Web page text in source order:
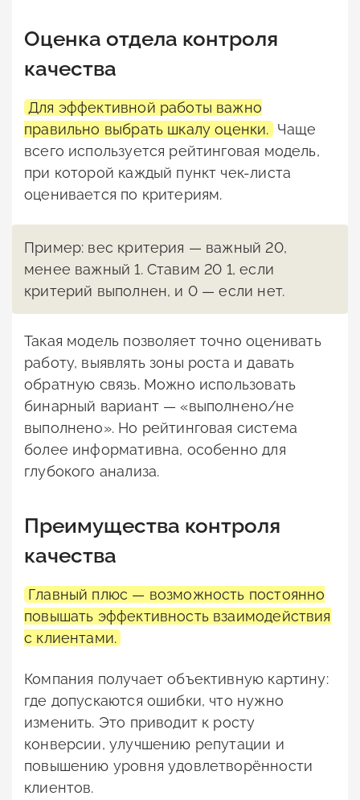
Оценка отдела контроля
качества
Для эффективной работы важно
правильно выбрать шкалу оценки. Чаще
всего используется рейтинговая модель,
при которой каждый пункт чек-листа
оценивается по критериям.
Пример: вес критерия — важный 20,
менее важный 1. Ставим 20 1, если
критерий выполнен, и 0 — если нет.
Такая модель позволяет точно оценивать
работу, выявлять зоны роста и давать
обратную связь. Можно использовать
бинарный вариант — «выполнено/не
выполнено». Но рейтинговая система
более информативна, особенно для
глубокого анализа.
Преимущества контроля
качества
Главный плюс — возможность постоянно
повышать эффективность взаимодействия
с клиентами.
Компания получает объективную картину:
где допускаются ошибки, что нужно
изменить. Это приводит к росту
конверсии, улучшению репутации и
повышению уровня удовлетворённости
клиентов.